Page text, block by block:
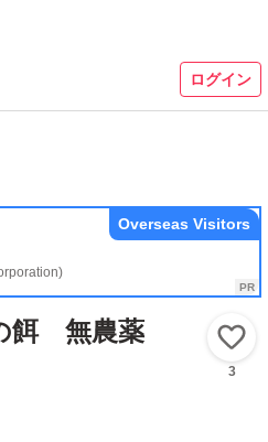
ログイン
Overseas Visitors
餌 無農薬
3